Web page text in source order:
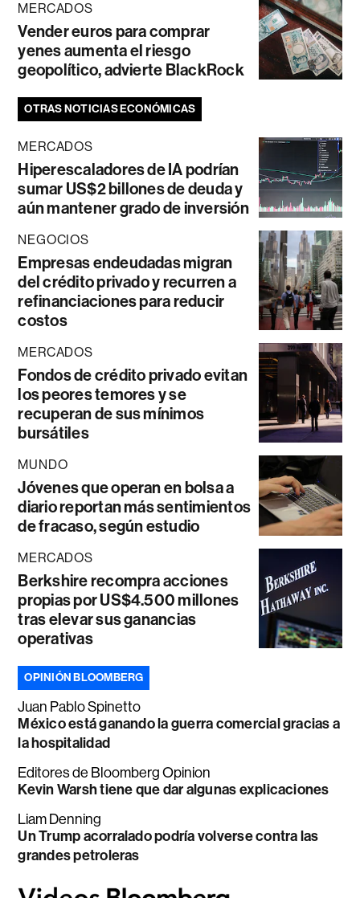
MERCADOS
Vender euros para comprar
yenes aumenta el riesgo
geopolítico, advierte BlackRock
OTRAS NOTICIAS ECONÓMICAS
MERCADOS
Hiperescaladores de IA podrían
sumar US$2 billones de deuda y
aún mantener grado de inversión
NEGOCIOS
Empresas endeudadas migran
del crédito privado y recurren a
refinanciaciones para reducir
costos
MERCADOS
Fondos de crédito privado evitan
los peores temores y se
recuperan de sus mínimos
bursátiles
MUNDO
Jóvenes que operan en bolsa a
diario reportan más sentimientos
de fracaso, según estudio
MERCADOS
Berkshire recompra acciones
propias por US$4.500 millones
tras elevar sus ganancias
operativas
OPINIÓN BLOOMBERG
Juan Pablo Spinetto
México está ganando la guerra comercial gracias a
la hospitalidad
Editores de Bloomberg Opinion
Kevin Warsh tiene que dar algunas explicaciones
Liam Denning
Un Trump acorralado podría volverse contra las
grandes petroleras